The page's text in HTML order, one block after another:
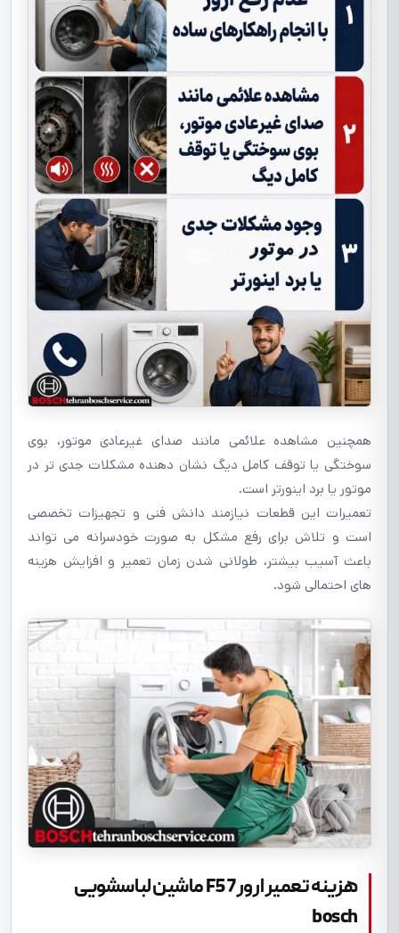
همچنین مشاهده علائمی مانند صدای غیرعادی موتور، بوی
سوختگی یا توقف کامل دیگ نشان دهنده مشکلات جدی تر در
موتور یا برد اینورتر است.
تعمیرات این قطعات نیازمند دانش فنی و تجهیزات تخصصی
است و تلاش برای رفع مشکل به صورت خودسرانه می تواند
باعث آسیب بیشتر، طولانی شدن زمان تعمیر و افزایش هزینه
های احتمالی شود.
هزینه تعمیر ارور F57 ماشین لباسشویی
bosch